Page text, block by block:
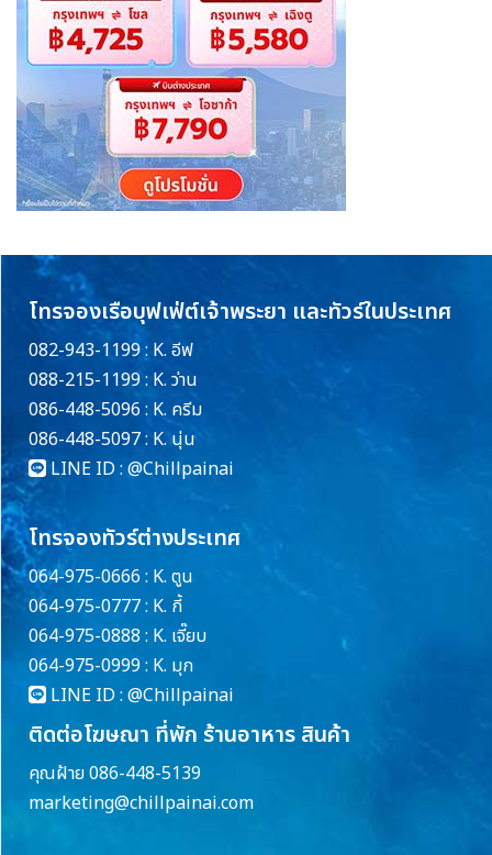
โทรจองเรือบุฟเฟ่ต์เจ้าพระยา และทัวร์ในประเทศ
082-943-1199 : K. อีฟ
088-215-1199 : K. ว่าน
086-448-5096 : K. ครีม
086-448-5097 : K. นุ่น
LINE ID : @Chillpainai
โทรจองทัวร์ต่างประเทศ
064-975-0666 : K. ตูน
064-975-0777 : K. กี้
064-975-0888 : K. เจี๊ยบ
064-975-0999 : K. มุก
LINE ID : @Chillpainai
ติดต่อโฆษณา ที่พัก ร้านอาหาร สินค้า
คุณฝ้าย 086-448-5139
marketing@chillpainai.com